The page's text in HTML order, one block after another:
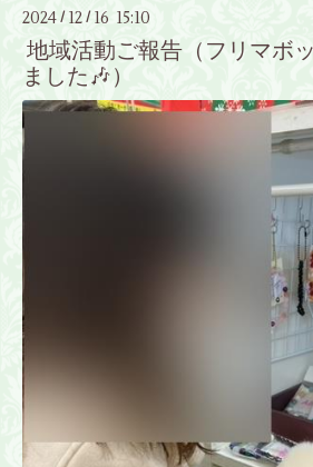
2024 / 12 / 16 15:10
地域活動ご報告（フリマボ
ました🎶）